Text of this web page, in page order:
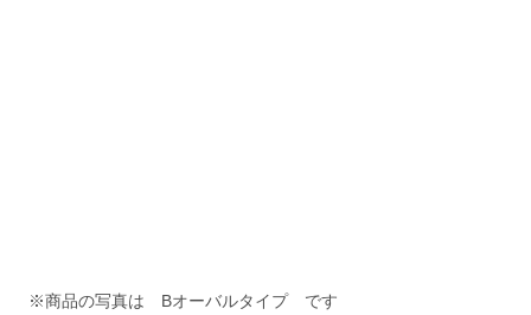
※商品の写真は Bオーバルタイプ です